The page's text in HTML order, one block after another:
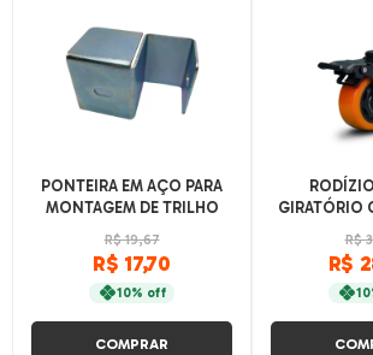
PONTEIRA EM AÇO PARA
MONTAGEM DE TRILHO
FLOW RACK
R$ 19,67
R$ 17,70
10% off
COMPRAR
GIRATÓRIO
MODELO
R$
R$